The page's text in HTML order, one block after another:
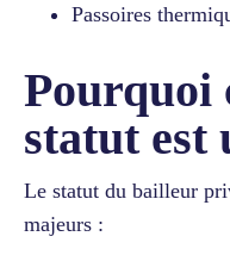
Passoires
Pourquoi
statut est
Le statut du bailleur
majeurs :